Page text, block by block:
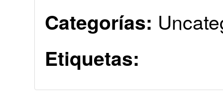
Categorías:
Etiquetas: